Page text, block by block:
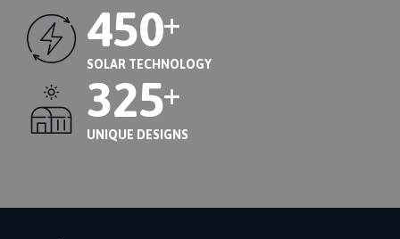
450
+
SOLAR TECHNOLOGY
325
+
UNIQUE DESIGNS